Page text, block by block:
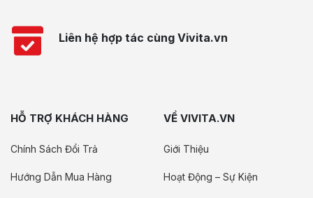
Liên hệ hợp tác cùng Vivita.vn
HỖ TRỢ KHÁCH HÀNG
Chính Sách Đổi Trả
Hướng Dẫn Mua Hàng
VỀ VIVITA.VN
Giới Thiệu
Hoạt Động – Sự Kiện